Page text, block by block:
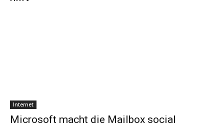
Internet
Microsoft macht die Mailbox social